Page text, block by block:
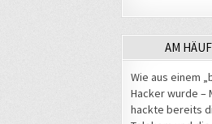
AM
Wie aus einem
Hacker wurde –
hackte bereits